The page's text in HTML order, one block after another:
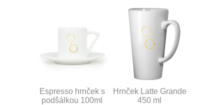
Espresso hrnček s
podšálkou 100ml
Hrnček Latte Grande
450 ml